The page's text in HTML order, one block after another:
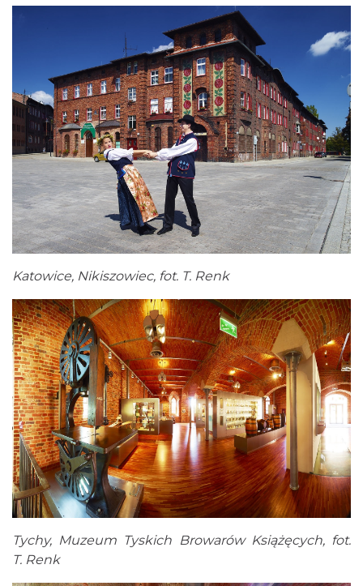
Katowice, Nikiszowiec, fot. T. Renk
Tychy, Muzeum Tyskich Browarów Książęcych, fot.
T. Renk